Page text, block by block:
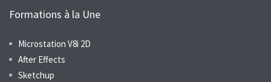
Formations à la Une
Microstation V8i 2D
After Effects
Sketchup